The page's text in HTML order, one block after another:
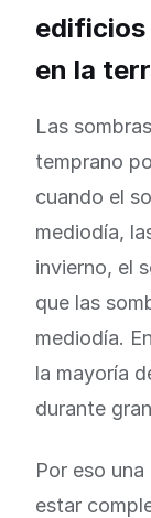
en la
Las
temprano
cuando el
mediodía,
invierno, el
que las
mediodía.
la mayoría
durante
Por eso
estar